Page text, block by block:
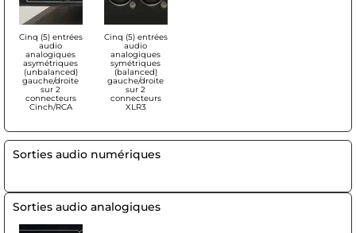
Cinq (5) entrées
audio
analogiques
asymétriques
(unbalanced)
gauche/droite
sur 2
connecteurs
Cinch/RCA
Cinq (5) entrées
audio
analogiques
symétriques
(balanced)
gauche/droite
sur 2
connecteurs
XLR3
Sorties audio numériques
Sorties audio analogiques